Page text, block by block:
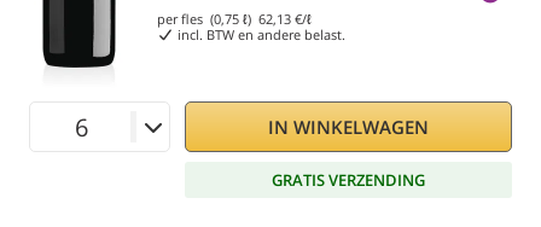
per fles (0,75 ℓ) 62,13 €/ℓ
incl. BTW en andere belast.
IN WINKELWAGEN
GRATIS VERZENDING